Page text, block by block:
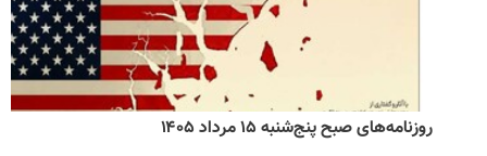
روزنامه‌های صبح پنج‌شنبه ۱۵ مرداد ۱۴۰۵